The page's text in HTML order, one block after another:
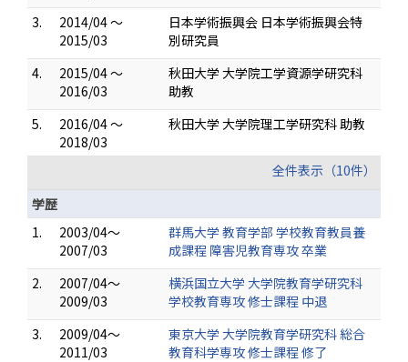
3.
2014/04 ～
2015/03
日本学術振興会 日本学術振興会特
別研究員
4.
2015/04 ～
2016/03
秋田大学 大学院工学資源学研究科
助教
5.
2016/04 ～
2018/03
秋田大学 大学院理工学研究科 助教
全件表示（10件）
学歴
1.
2003/04～
2007/03
群馬大学 教育学部 学校教育教員養
成課程 障害児教育専攻 卒業
2.
2007/04～
2009/03
横浜国立大学 大学院教育学研究科
学校教育専攻 修士課程 中退
3.
2009/04～
2011/03
東京大学 大学院教育学研究科 総合
教育科学専攻 修士課程 修了